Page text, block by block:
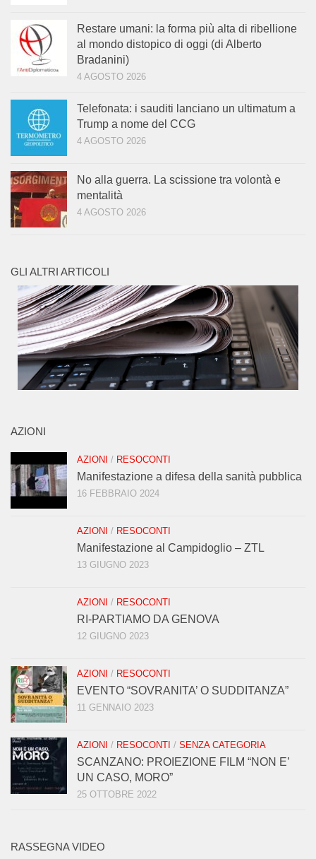
Restare umani: la forma più alta di ribellione
al mondo distopico di oggi (di Alberto
Bradanini)
4 AGOSTO 2026
Telefonata: i sauditi lanciano un ultimatum a
Trump a nome del CCG
4 AGOSTO 2026
No alla guerra. La scissione tra volontà e
mentalità
4 AGOSTO 2026
GLI ALTRI ARTICOLI
AZIONI
AZIONI / RESOCONTI
Manifestazione a difesa della sanità pubblica
16 FEBBRAIO 2024
AZIONI / RESOCONTI
Manifestazione al Campidoglio – ZTL
13 GIUGNO 2023
AZIONI / RESOCONTI
RI-PARTIAMO DA GENOVA
12 GIUGNO 2023
AZIONI / RESOCONTI
EVENTO “SOVRANITA’ O SUDDITANZA”
11 GENNAIO 2023
AZIONI / RESOCONTI / SENZA CATEGORIA
SCANZANO: PROIEZIONE FILM “NON E’
UN CASO, MORO”
25 OTTOBRE 2022
RASSEGNA VIDEO